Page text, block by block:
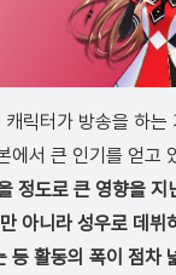
릭터가 방송을 하
에서 큰 인기를 얻고
정도로 큰 영향을 지
아니라 성우로 데뷔
등 활동의 폭이 점차